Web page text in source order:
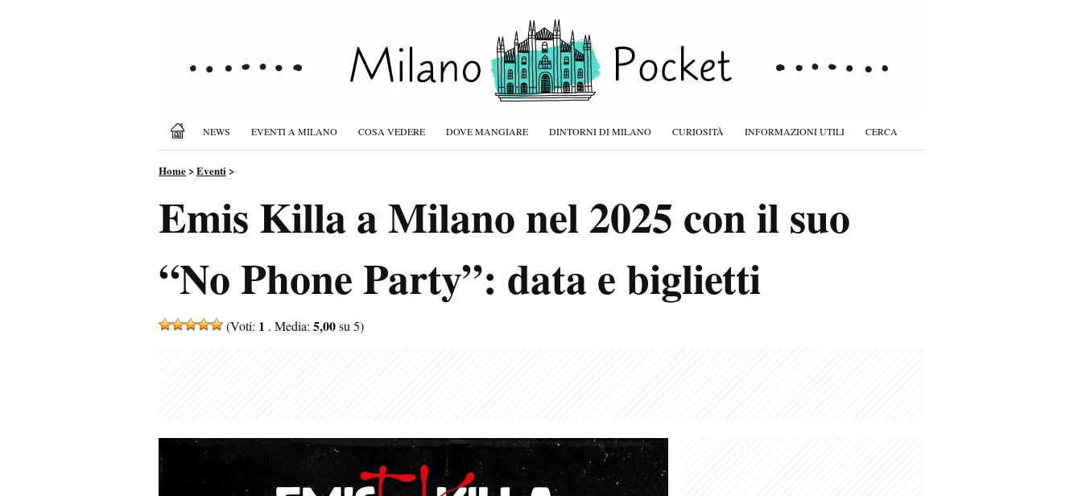
NEWS EVENTI A MILANO COSA VEDERE DOVE MANGIARE DINTORNI DI MILANO CURIOSITÀ INFORMAZIONI UTILI CERCA
Home>Eventi>
Emis Killa a Milano nel 2025 con il suo
“No Phone Party”: data e biglietti
(Voti: 1 . Media: 5,00su 5)